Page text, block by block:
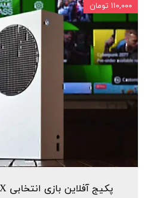
پکیج آفلاین بازی انتخابی Xbox One - Series S/X
۱۱۰,۰۰۰ تومان